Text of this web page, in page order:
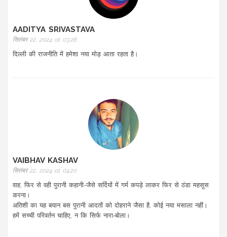
AADITYA SRIVASTAVA
सितंबर 22, 2024 at 03:28
दिल्ली की राजनीति में हमेशा नया मोड़ आता रहता है।
VAIBHAV KASHAV
सितंबर 22, 2024 at 04:20
वाह, फिर से वही पुरानी कहानी-जैसे सर्दियों में गर्म कपड़े लाकर फिर से ठंडा महसूस
करना।
अतिशी का यह बयान बस पुरानी आदतों को दोहराने जैसा है, कोई नया मसाला नहीं।
हमें सच्ची परिवर्तन चाहिए, न कि सिर्फ नारा‑बोला।